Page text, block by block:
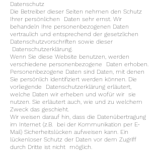
Datenschutz
Die Betreiber dieser Seiten nehmen den Schutz
Ihrer persönlichen Daten sehr ernst. Wir
behandeln Ihre personenbezogenen Daten
vertraulich und entsprechend der gesetzlichen
Datenschutzvorschriften sowie dieser
Datenschutzerklärung.
Wenn Sie diese Website benutzen, werden
verschiedene personenbezogene Daten erhoben.
Personenbezogene Daten sind Daten, mit denen
Sie persönlich identifiziert werden können. Die
vorliegende Datenschutzerklärung erläutert,
welche Daten wir erheben und wofür wir sie
nutzen. Sie erläutert auch, wie und zu welchem
Zweck das geschieht.
Wir weisen darauf hin, dass die Datenübertragung
im Internet (z.B. bei der Kommunikation per E-
Mail) Sicherheitslücken aufweisen kann. Ein
lückenloser Schutz der Daten vor dem Zugriff
durch Dritte ist nicht möglich.